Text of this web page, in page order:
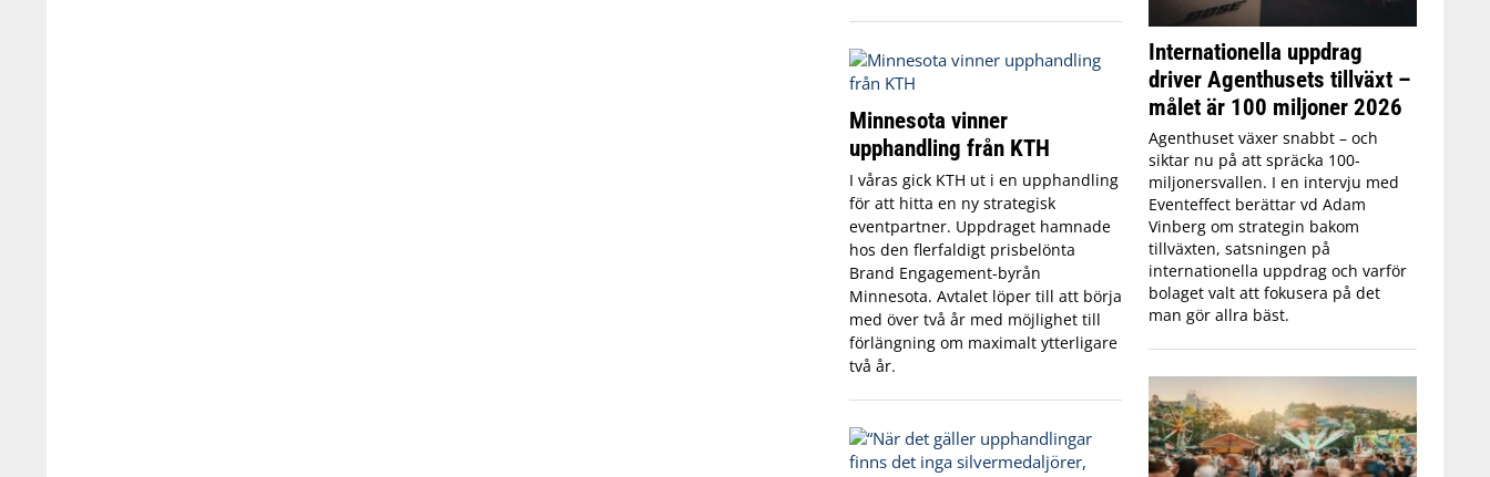
Minnesota vinner
upphandling från KTH
I våras gick KTH ut i en upphandling
för att hitta en ny strategisk
eventpartner. Uppdraget hamnade
hos den flerfaldigt prisbelönta
Brand Engagement-byrån
Minnesota. Avtalet löper till att börja
med över två år med möjlighet till
förlängning om maximalt ytterligare
två år.
Internationella uppdrag
driver Agenthusets tillväxt –
målet är 100 miljoner 2026
Agenthuset växer snabbt – och
siktar nu på att spräcka 100-
miljonersvallen. I en intervju med
Eventeffect berättar vd Adam
Vinberg om strategin bakom
tillväxten, satsningen på
internationella uppdrag och varför
bolaget valt att fokusera på det
man gör allra bäst.